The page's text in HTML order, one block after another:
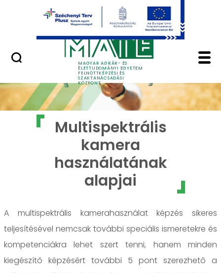
Ugrás a fő tartalomhoz
MAGYAR AGRÁR- ÉS
ÉLETTUDOMÁNYI EGYETEM
FELNŐTTKÉPZÉSI ÉS
SZAKTANÁCSADÁSI
KÖZPONT
Multispektrális
Multispektrális
kamera
használatának
alapjai
A multispektrális kamerahasználat képzés sikeres
teljesítésével nemcsak további speciális ismeretekre és
kompetenciákra lehet szert tenni, hanem minden
kiegészítő képzésért további 5 pont szerezhető a